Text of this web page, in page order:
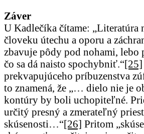
Záver
U Kadlečíka čítame: „Literatúra
človeku útechu a oporu a
zbavuje pôdy pod nohami, lebo
čo sa dá naisto spochybniť.“[25]
prekvapujúceho príbuzenstva
to znamená, že „… dielo nie je
kontúry by boli uchopiteľné.
určitý presný a zmerateľný
skúsenosti…“[26] Pritom